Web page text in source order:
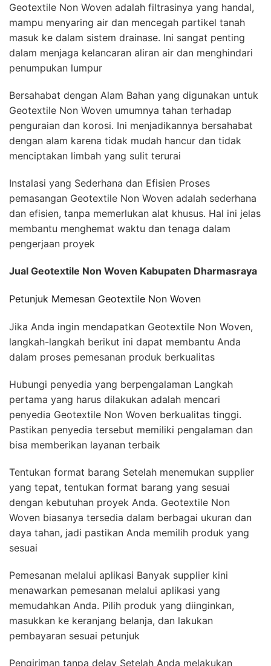
Geotextile Non Woven adalah filtrasinya yang handal,
mampu menyaring air dan mencegah partikel tanah
masuk ke dalam sistem drainase. Ini sangat penting
dalam menjaga kelancaran aliran air dan menghindari
penumpukan lumpur
Bersahabat dengan Alam Bahan yang digunakan untuk
Geotextile Non Woven umumnya tahan terhadap
penguraian dan korosi. Ini menjadikannya bersahabat
dengan alam karena tidak mudah hancur dan tidak
menciptakan limbah yang sulit terurai
Instalasi yang Sederhana dan Efisien Proses
pemasangan Geotextile Non Woven adalah sederhana
dan efisien, tanpa memerlukan alat khusus. Hal ini jelas
membantu menghemat waktu dan tenaga dalam
pengerjaan proyek
Jual Geotextile Non Woven Kabupaten Dharmasraya
Petunjuk Memesan Geotextile Non Woven
Jika Anda ingin mendapatkan Geotextile Non Woven,
langkah-langkah berikut ini dapat membantu Anda
dalam proses pemesanan produk berkualitas
Hubungi penyedia yang berpengalaman Langkah
pertama yang harus dilakukan adalah mencari
penyedia Geotextile Non Woven berkualitas tinggi.
Pastikan penyedia tersebut memiliki pengalaman dan
bisa memberikan layanan terbaik
Tentukan format barang Setelah menemukan supplier
yang tepat, tentukan format barang yang sesuai
dengan kebutuhan proyek Anda. Geotextile Non
Woven biasanya tersedia dalam berbagai ukuran dan
daya tahan, jadi pastikan Anda memilih produk yang
sesuai
Pemesanan melalui aplikasi Banyak supplier kini
menawarkan pemesanan melalui aplikasi yang
memudahkan Anda. Pilih produk yang diinginkan,
masukkan ke keranjang belanja, dan lakukan
pembayaran sesuai petunjuk
Pengiriman tanpa delay Setelah Anda melakukan